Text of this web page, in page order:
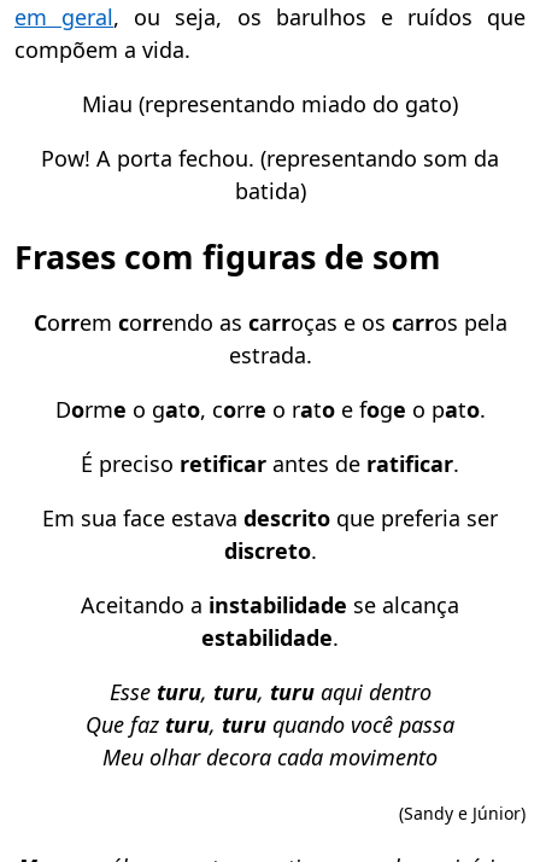
em geral, ou seja, os barulhos e ruídos que
compõem a vida.
Miau (representando miado do gato)
Pow! A porta fechou. (representando som da
batida)
Frases com figuras de som
Correm correndo as carroças e os carros pela
estrada.
Dorme o gato, corre o ratoe foge o pato.
É preciso retificar antes de ratificar.
Em sua face estava descrito que preferia ser
discreto.
Aceitando a instabilidade se alcança
estabilidade.
Esse turu, turu, turu aqui dentro
Que faz turu, turu quando você passa
Meu olhar decora cada movimento
(Sandy e Júnior)